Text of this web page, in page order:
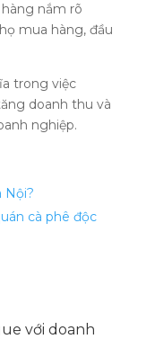
nắm rõ
mua hàng, đầu
trong việc
doanh thu và
nghiệp.
Nội?
cà phê độc
với doanh